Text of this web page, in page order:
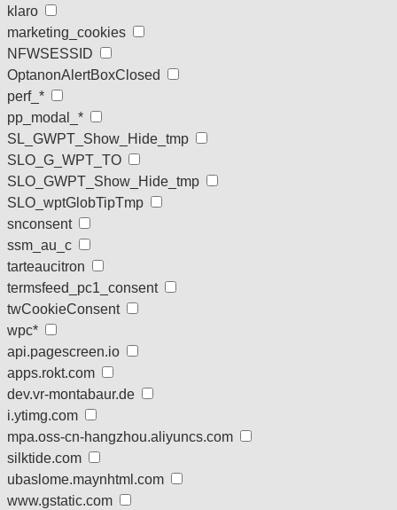
klaro
marketing_cookies
NFWSESSID
OptanonAlertBoxClosed
perf_*
pp_modal_*
SL_GWPT_Show_Hide_tmp
SLO_G_WPT_TO
SLO_GWPT_Show_Hide_tmp
SLO_wptGlobTipTmp
snconsent
ssm_au_c
tarteaucitron
termsfeed_pc1_consent
twCookieConsent
wpc*
api.pagescreen.io
apps.rokt.com
dev.vr-montabaur.de
i.ytimg.com
mpa.oss-cn-hangzhou.aliyuncs.com
silktide.com
ubaslome.maynhtml.com
www.gstatic.com